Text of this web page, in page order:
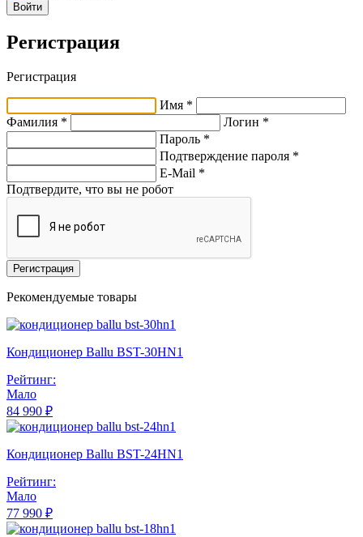
Войти
Регистрация
Регистрация
Имя *
Фамилия *
Логин *
Пароль *
Подтверждение пароля *
E-Mail *
Подтвердите, что вы не робот
Регистрация
Рекомендуемые товары
Кондиционер Ballu BST-30HN1
Рейтинг:
Мало
84 990 ₽
Кондиционер Ballu BST-24HN1
Рейтинг:
Мало
77 990 ₽